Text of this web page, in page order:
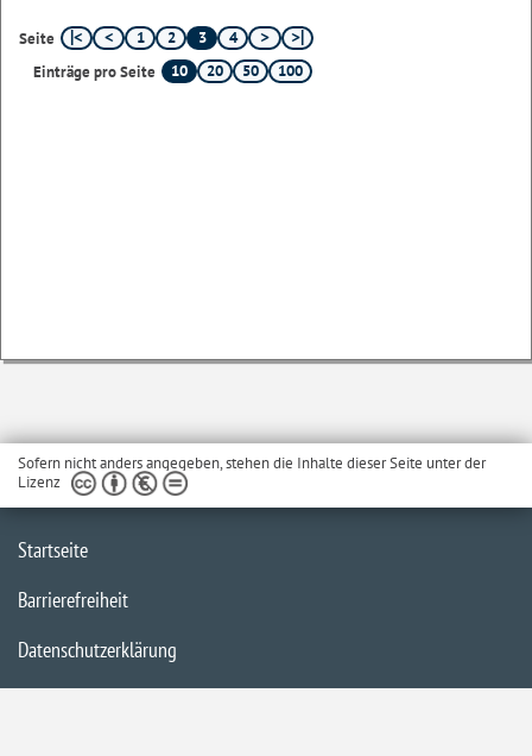
Seite 1 2 3
4
Einträge pro Seite
10 20 50 100
Sofern nicht anders angegeben, stehen die Inhalte dieser Seite unter der
Lizenz
Startseite
Barrierefreiheit
Datenschutzerklärung